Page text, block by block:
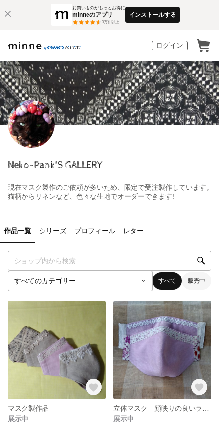
お買いものがもっとお得に
minneのアプリ
3万件以上
インストールする
ログイン
Neko-Pank'S GALLERY
現在マスク製作のご依頼が多いため、限定で受注製作しています。
猫柄からリネンなど、色々な生地でオーダーできます!
作品一覧 シリーズ プロフィール レター
すべて 販売中
マスク製作品
展示中
展示中